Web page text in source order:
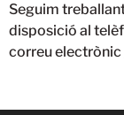
Seguim
disposició al
correu electrònic